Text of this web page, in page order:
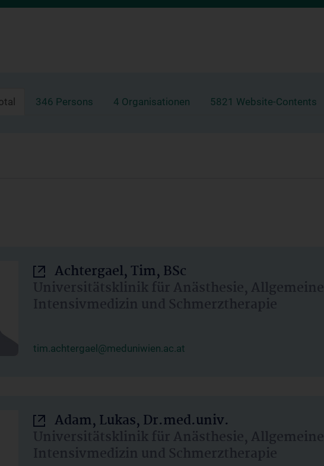
346 Persons 4 Organisationen 5821 Website-Contents
Achtergael, Tim, BSc
Universitätsklinik für Anästhesie, Allgemeine
Intensivmedizin und Schmerztherapie
tim.achtergael@meduniwien.ac.at
Adam, Lukas, Dr.med.univ.
Universitätsklinik für Anästhesie, Allgemeine
Intensivmedizin und Schmerztherapie